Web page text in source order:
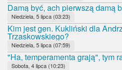
Damą być, ach pierwszą damą
Niedziela, 5 lipca (03:23)
Kim jest gen. Kukliński dla
Trzaskowskiego?
Niedziela, 5 lipca (07:59)
"Ha, temperamenta grają", tym
Sobota, 4 lipca (10:23)